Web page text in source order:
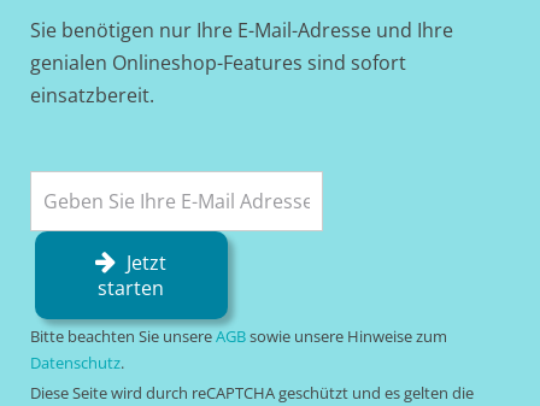
Sie benötigen nur Ihre E-Mail-Adresse und Ihre
genialen Onlineshop-Features sind sofort
einsatzbereit.
Jetzt
starten
Bitte beachten Sie unsereAGBsowie unsere Hinweise zum
Datenschutz.
Diese Seite wird durch reCAPTCHA geschützt und es gelten die